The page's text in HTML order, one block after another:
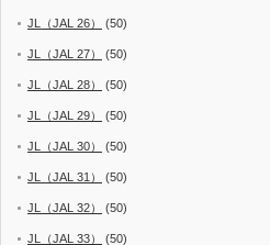
JL（JAL 26） (50)
JL（JAL 27） (50)
JL（JAL 28） (50)
JL（JAL 29） (50)
JL（JAL 30） (50)
JL（JAL 31） (50)
JL（JAL 32） (50)
JL（JAL 33） (50)